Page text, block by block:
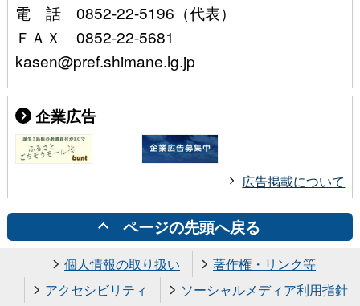
電 話 0852-22-5196（代表）
ＦＡＸ 0852-22-5681
kasen@pref.shimane.lg.jp
企業広告
広告掲載について
ページの先頭へ戻る
個人情報の取り扱い
著作権・リンク等
アクセシビリティ
ソーシャルメディア利用指針